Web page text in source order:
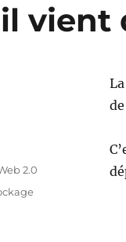
vient
La
2.0